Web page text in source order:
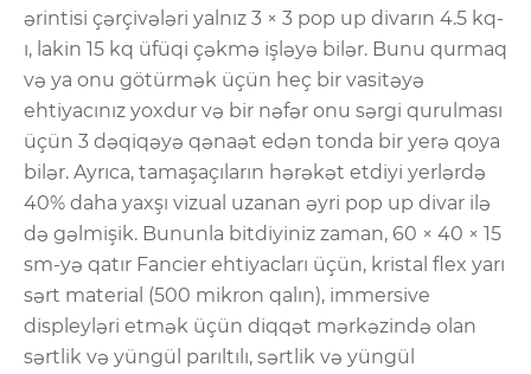
ərintisi çərçivələri yalnız 3 × 3 pop up divarın 4.5 kq-
ı, lakin 15 kq üfüqi çəkmə işləyə bilər. Bunu qurmaq
və ya onu götürmək üçün heç bir vasitəyə
ehtiyacınız yoxdur və bir nəfər onu sərgi qurulması
üçün 3 dəqiqəyə qənaət edən tonda bir yerə qoya
bilər. Ayrıca, tamaşaçıların hərəkət etdiyi yerlərdə
40% daha yaxşı vizual uzanan əyri pop up divar ilə
də gəlmişik. Bununla bitdiyiniz zaman, 60 × 40 × 15
sm-yə qatır Fancier ehtiyacları üçün, kristal flex yarı
sərt material (500 mikron qalın), immersive
displeyləri etmək üçün diqqət mərkəzində olan
sərtlik və yüngül parıltılı, sərtlik və yüngül